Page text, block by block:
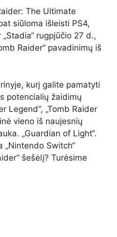
The Ultimate
siūloma išleisti PS4,
„Stadia“ rugpjūčio 27 d.,
Raider“ pavadinimų iš
kurį galite pamatyti
potencialių žaidimų
Legend“, „Tomb Raider
vieno iš naujesnių
„Guardian of Light“.
Switch“
šešėlį? Turėsime